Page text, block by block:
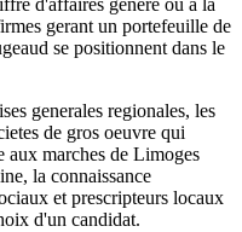
d'affaires genere ou a la
gerant un portefeuille de
se positionnent dans le
generales regionales, les
de gros oeuvre qui
aux marches de Limoges
la connaissance
et prescripteurs locaux
d'un candidat.